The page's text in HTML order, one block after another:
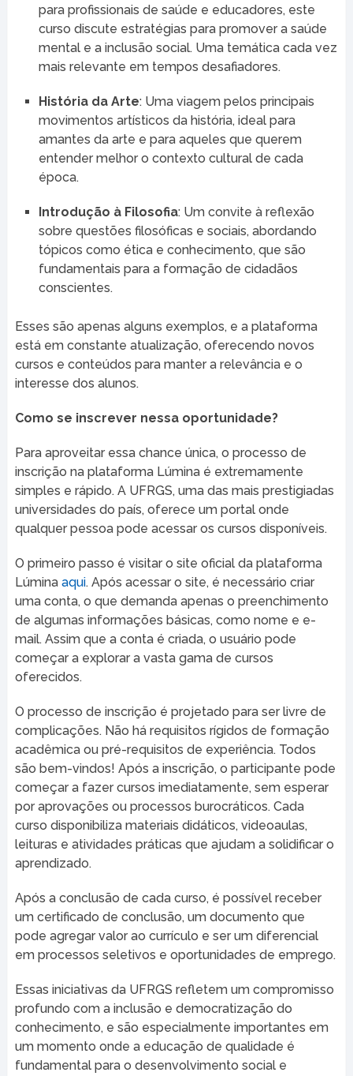
para profissionais de saúde e educadores, este
curso discute estratégias para promover a saúde
mental e a inclusão social. Uma temática cada vez
mais relevante em tempos desafiadores.
História da Arte: Uma viagem pelos principais
movimentos artísticos da história, ideal para
amantes da arte e para aqueles que querem
entender melhor o contexto cultural de cada
época.
Introdução à Filosofia: Um convite à reflexão
sobre questões filosóficas e sociais, abordando
tópicos como ética e conhecimento, que são
fundamentais para a formação de cidadãos
conscientes.
Esses são apenas alguns exemplos, e a plataforma
está em constante atualização, oferecendo novos
cursos e conteúdos para manter a relevância e o
interesse dos alunos.
Como se inscrever nessa oportunidade?
Para aproveitar essa chance única, o processo de
inscrição na plataforma Lúmina é extremamente
simples e rápido. A UFRGS, uma das mais prestigiadas
universidades do país, oferece um portal onde
qualquer pessoa pode acessar os cursos disponíveis.
O primeiro passo é visitar o site oficial da plataforma
Lúmina aqui. Após acessar o site, é necessário criar
uma conta, o que demanda apenas o preenchimento
de algumas informações básicas, como nome e e-
mail. Assim que a conta é criada, o usuário pode
começar a explorar a vasta gama de cursos
oferecidos.
O processo de inscrição é projetado para ser livre de
complicações. Não há requisitos rígidos de formação
acadêmica ou pré-requisitos de experiência. Todos
são bem-vindos! Após a inscrição, o participante pode
começar a fazer cursos imediatamente, sem esperar
por aprovações ou processos burocráticos. Cada
curso disponibiliza materiais didáticos, videoaulas,
leituras e atividades práticas que ajudam a solidificar o
aprendizado.
Após a conclusão de cada curso, é possível receber
um certificado de conclusão, um documento que
pode agregar valor ao currículo e ser um diferencial
em processos seletivos e oportunidades de emprego.
Essas iniciativas da UFRGS refletem um compromisso
profundo com a inclusão e democratização do
conhecimento, e são especialmente importantes em
um momento onde a educação de qualidade é
fundamental para o desenvolvimento social e